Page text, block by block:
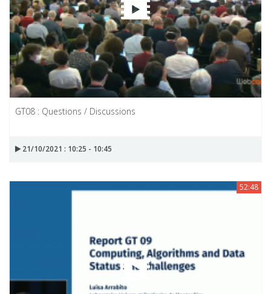
GT08 : Questions / Discussions
21/10/2021 : 10:25 - 10:45
52:48